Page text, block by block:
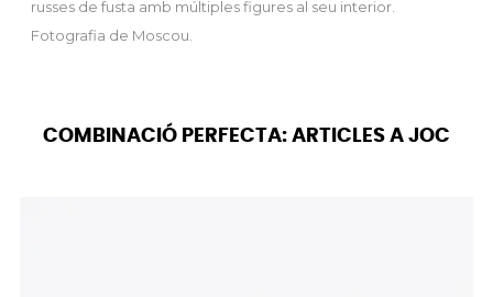
russes de fusta amb múltiples figures al seu interior.
Fotografia de Moscou.
COMBINACIÓ PERFECTA: ARTICLES A JOC